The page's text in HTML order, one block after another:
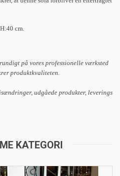
cm.
på vores professionelle værksted
produktkvaliteten.
udgåede produkter, leverings
KATEGORI